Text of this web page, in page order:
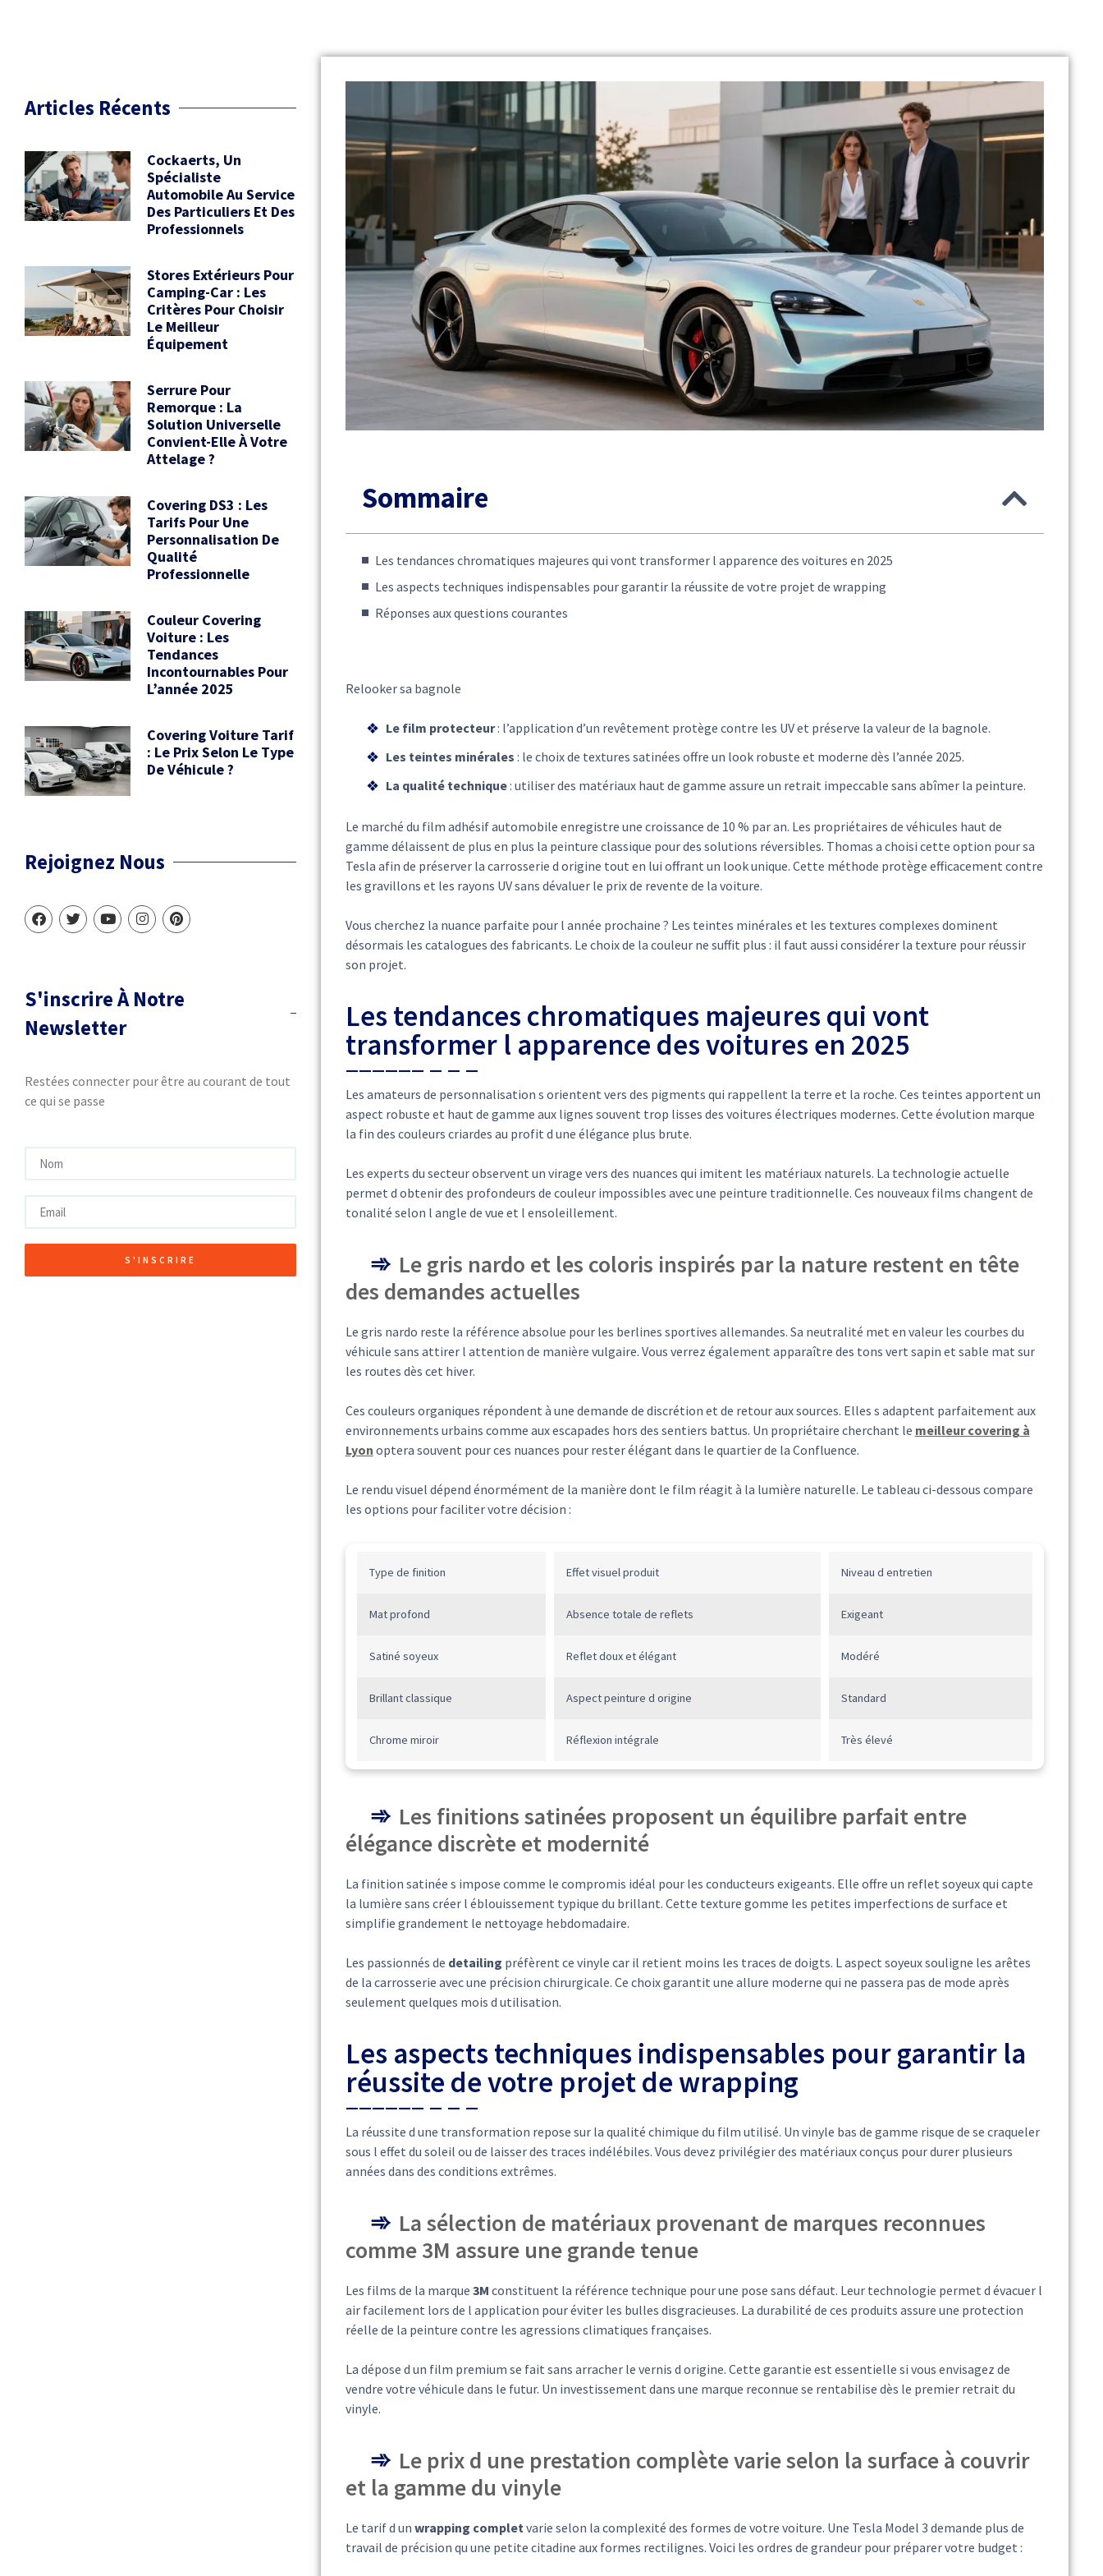
Articles Récents
Cockaerts, Un
Spécialiste
Automobile Au Service
Des Particuliers Et Des
Professionnels
Stores Extérieurs Pour
Camping-Car : Les
Critères Pour Choisir
Le Meilleur
Équipement
Serrure Pour
Remorque : La
Solution Universelle
Convient-Elle À Votre
Attelage ?
Covering DS3 : Les
Tarifs Pour Une
Personnalisation De
Qualité
Professionnelle
Couleur Covering
Voiture : Les
Tendances
Incontournables Pour
L’année 2025
Covering Voiture Tarif
: Le Prix Selon Le Type
De Véhicule ?
Rejoignez Nous
S'inscrire À Notre
Newsletter
Restées connecter pour être au courant de tout
ce qui se passe
S'INSCRIRE
Sommaire
Les tendances chromatiques majeures qui vont transformer l apparence des voitures en 2025
Les aspects techniques indispensables pour garantir la réussite de votre projet de wrapping
Réponses aux questions courantes
Relooker sa bagnole
Le film protecteur: l’application d’un revêtement protège contre les UV et préserve la valeur de la bagnole.
Les teintes minérales : le choix de textures satinées offre un look robuste et moderne dès l’année 2025.
La qualité technique: utiliser des matériaux haut de gamme assure un retrait impeccable sans abîmer la peinture.
Le marché du film adhésif automobile enregistre une croissance de 10 % par an. Les propriétaires de véhicules haut de
gamme délaissent de plus en plus la peinture classique pour des solutions réversibles. Thomas a choisi cette option pour sa
Tesla afin de préserver la carrosserie d origine tout en lui offrant un look unique. Cette méthode protège efficacement contre
les gravillons et les rayons UV sans dévaluer le prix de revente de la voiture.
Vous cherchez la nuance parfaite pour l année prochaine ? Les teintes minérales et les textures complexes dominent
désormais les catalogues des fabricants. Le choix de la couleur ne suffit plus : il faut aussi considérer la texture pour réussir
son projet.
Les tendances chromatiques majeures qui vont
transformer l apparence des voitures en 2025
Les amateurs de personnalisation s orientent vers des pigments qui rappellent la terre et la roche. Ces teintes apportent un
aspect robuste et haut de gamme aux lignes souvent trop lisses des voitures électriques modernes. Cette évolution marque
la fin des couleurs criardes au profit d une élégance plus brute.
Les experts du secteur observent un virage vers des nuances qui imitent les matériaux naturels. La technologie actuelle
permet d obtenir des profondeurs de couleur impossibles avec une peinture traditionnelle. Ces nouveaux films changent de
tonalité selon l angle de vue et l ensoleillement.
Le gris nardo et les coloris inspirés par la nature restent en tête
des demandes actuelles
Le gris nardo reste la référence absolue pour les berlines sportives allemandes. Sa neutralité met en valeur les courbes du
véhicule sans attirer l attention de manière vulgaire. Vous verrez également apparaître des tons vert sapin et sable mat sur
les routes dès cet hiver.
Ces couleurs organiques répondent à une demande de discrétion et de retour aux sources. Elles s adaptent parfaitement aux
environnements urbains comme aux escapades hors des sentiers battus. Un propriétaire cherchant le meilleur covering à
Lyon optera souvent pour ces nuances pour rester élégant dans le quartier de la Confluence.
Le rendu visuel dépend énormément de la manière dont le film réagit à la lumière naturelle. Le tableau ci-dessous compare
les options pour faciliter votre décision :
Type de finition Effet visuel produit Niveau d entretien
Mat profond Absence totale de reflets Exigeant
Satiné soyeux Reflet doux et élégant Modéré
Brillant classique Aspect peinture d origine Standard
Chrome miroir Réflexion intégrale Très élevé
Les finitions satinées proposent un équilibre parfait entre
élégance discrète et modernité
La finition satinée s impose comme le compromis idéal pour les conducteurs exigeants. Elle offre un reflet soyeux qui capte
la lumière sans créer l éblouissement typique du brillant. Cette texture gomme les petites imperfections de surface et
simplifie grandement le nettoyage hebdomadaire.
Les passionnés de detailing préfèrent ce vinyle car il retient moins les traces de doigts. L aspect soyeux souligne les arêtes
de la carrosserie avec une précision chirurgicale. Ce choix garantit une allure moderne qui ne passera pas de mode après
seulement quelques mois d utilisation.
Les aspects techniques indispensables pour garantir la
réussite de votre projet de wrapping
La réussite d une transformation repose sur la qualité chimique du film utilisé. Un vinyle bas de gamme risque de se craqueler
sous l effet du soleil ou de laisser des traces indélébiles. Vous devez privilégier des matériaux conçus pour durer plusieurs
années dans des conditions extrêmes.
La sélection de matériaux provenant de marques reconnues
comme 3M assure une grande tenue
Les films de la marque 3M constituent la référence technique pour une pose sans défaut. Leur technologie permet d évacuer l
air facilement lors de l application pour éviter les bulles disgracieuses. La durabilité de ces produits assure une protection
réelle de la peinture contre les agressions climatiques françaises.
La dépose d un film premium se fait sans arracher le vernis d origine. Cette garantie est essentielle si vous envisagez de
vendre votre véhicule dans le futur. Un investissement dans une marque reconnue se rentabilise dès le premier retrait du
vinyle.
Le prix d une prestation complète varie selon la surface à couvrir
et la gamme du vinyle
Le tarif d un wrapping completvarie selon la complexité des formes de votre voiture. Une Tesla Model 3 demande plus de
travail de précision qu une petite citadine aux formes rectilignes. Voici les ordres de grandeur pour préparer votre budget :